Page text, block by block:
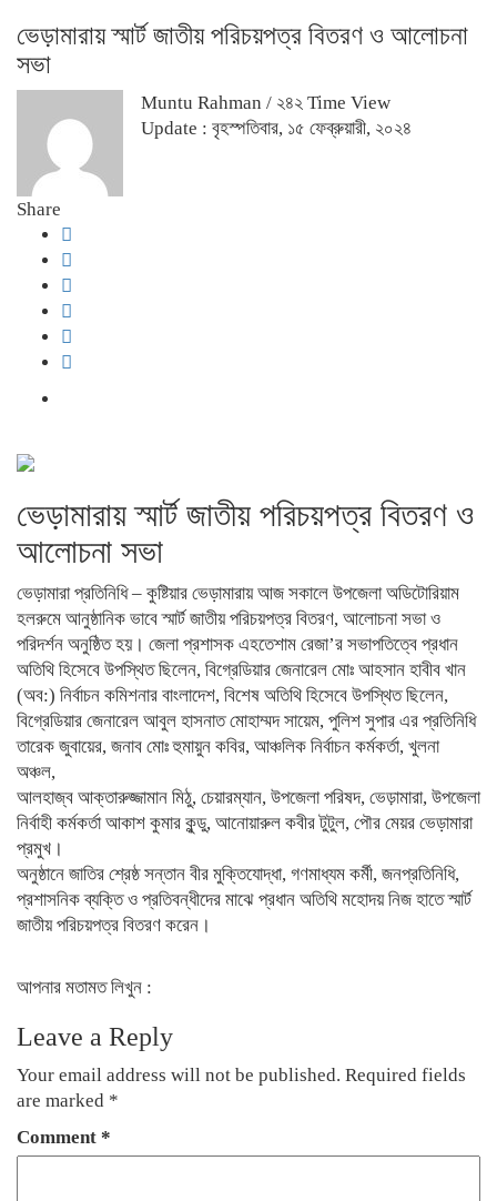
ভেড়ামারায় স্মার্ট জাতীয় পরিচয়পত্র বিতরণ ও আলোচনা
সভা
Muntu Rahman / ২৪২ Time View
Update : বৃহস্পতিবার, ১৫ ফেব্রুয়ারী, ২০২৪
Share
ভেড়ামারায় স্মার্ট জাতীয় পরিচয়পত্র বিতরণ ও
আলোচনা সভা
ভেড়ামারা প্রতিনিধি – কুষ্টিয়ার ভেড়ামারায় আজ সকালে উপজেলা অডিটোরিয়াম
হলরুমে আনুষ্ঠানিক ভাবে স্মার্ট জাতীয় পরিচয়পত্র বিতরণ, আলোচনা সভা ও
পরিদর্শন অনুষ্ঠিত হয়। জেলা প্রশাসক এহতেশাম রেজা’র সভাপতিত্বে প্রধান
অতিথি হিসেবে উপস্থিত ছিলেন, বিগ্রেডিয়ার জেনারেল মোঃ আহসান হাবীব খান
(অব:) নির্বাচন কমিশনার বাংলাদেশ, বিশেষ অতিথি হিসেবে উপস্থিত ছিলেন,
বিগ্রেডিয়ার জেনারেল আবুল হাসনাত মোহাম্মদ সায়েম, পুলিশ সুপার এর প্রতিনিধি
তারেক জুবায়ের, জনাব মোঃ হুমায়ুন কবির, আঞ্চলিক নির্বাচন কর্মকর্তা, খুলনা
অঞ্চল,
আলহাজ্ব আক্তারুজ্জামান মিঠু, চেয়ারম্যান, উপজেলা পরিষদ, ভেড়ামারা, উপজেলা
নির্বাহী কর্মকর্তা আকাশ কুমার কুন্ডু, আনোয়ারুল কবীর টুটুল, পৌর মেয়র ভেড়ামারা
প্রমুখ।
অনুষ্ঠানে জাতির শ্রেষ্ঠ সন্তান বীর মুক্তিযোদ্ধা, গণমাধ্যম কর্মী, জনপ্রতিনিধি,
প্রশাসনিক ব্যক্তি ও প্রতিবন্ধীদের মাঝে প্রধান অতিথি মহোদয় নিজ হাতে স্মার্ট
জাতীয় পরিচয়পত্র বিতরণ করেন।
আপনার মতামত লিখুন :
Leave a Reply
Your email address will not be published. Required fields
are marked *
Comment *